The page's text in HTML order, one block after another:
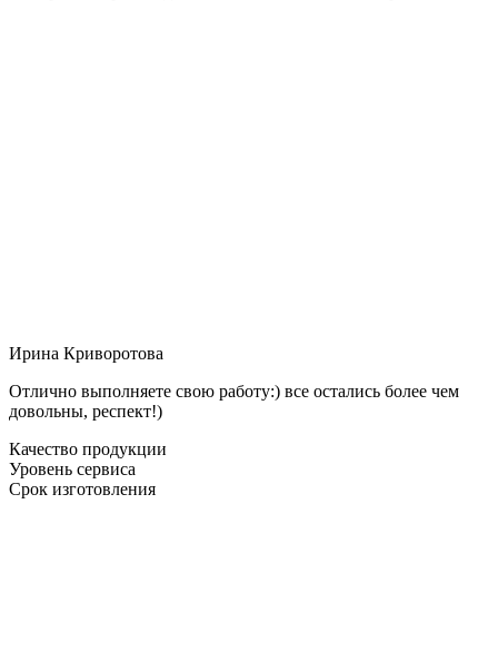
Ирина Криворотова
Отлично выполняете свою работу:) все остались более чем
довольны, респект!)
Качество продукции
Уровень сервиса
Срок изготовления